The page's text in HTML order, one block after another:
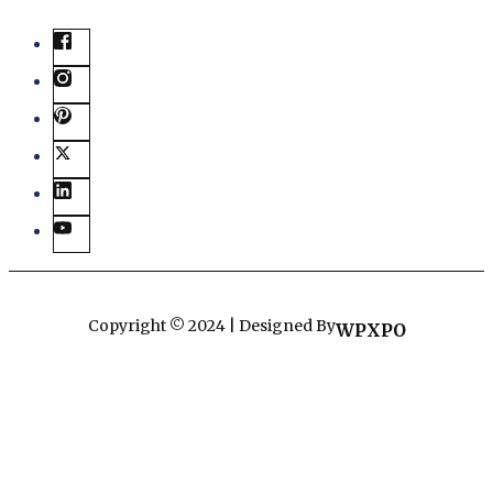
Copyright © 2024 | Designed ByWPXPO